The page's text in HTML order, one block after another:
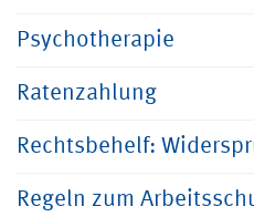
Psychotherapie
Ratenzahlung
Rechtsbehelf:
Regeln zum